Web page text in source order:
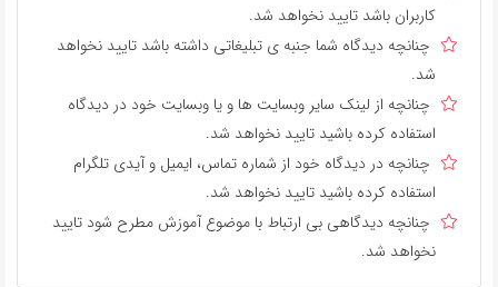
کاربران باشد تایید نخواهد شد.
چنانچه دیدگاه شما جنبه ی تبلیغاتی داشته باشد تایید نخواهد
شد.
چنانچه از لینک سایر وبسایت ها و یا وبسایت خود در دیدگاه
استفاده کرده باشید تایید نخواهد شد.
چنانچه در دیدگاه خود از شماره تماس، ایمیل و آیدی تلگرام
استفاده کرده باشید تایید نخواهد شد.
چنانچه دیدگاهی بی ارتباط با موضوع آموزش مطرح شود تایید
نخواهد شد.